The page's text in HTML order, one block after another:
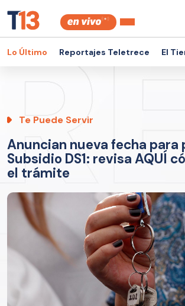
Lo Último Reportajes Teletrece El
Te Puede Servir
Anuncian nueva fecha para
Subsidio DS1: revisa AQUÍ
el trámite